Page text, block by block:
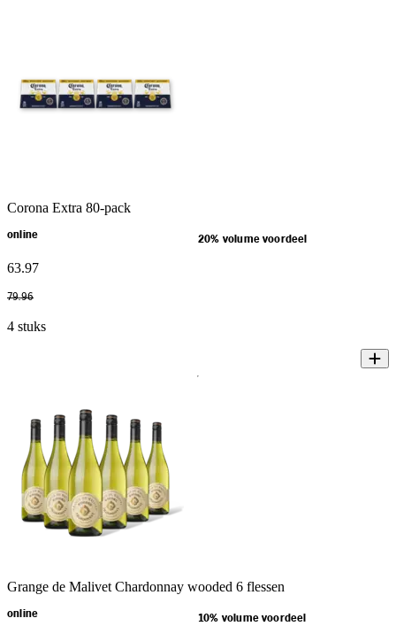
Corona Extra 80-pack
online 20% volume voordeel
63.97
79.96
4 stuks
Grange de Malivet Chardonnay wooded 6 flessen
online 10% volume voordeel